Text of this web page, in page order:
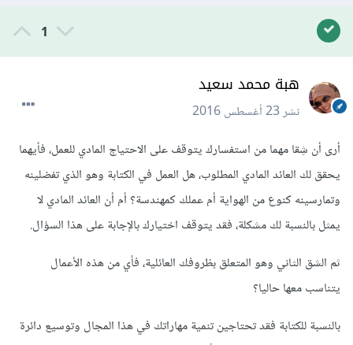
1
هبة محمد سعيد
نشر23 أغسطس 2016
أرى أن شِقا مهما من استفسارك يتوقف على الاحتياج المادي للعمل، فأيهما
يحقق لك العائد المادي المطلوب، هل العمل في الكتابة وهو الذي تفضلينه
وتمارسينه كنوع من الهواية أم عملك كمهندسة؟ أم أن العائد المادي لا
يمثل بالنسبة لك مشكلة، فقد يتوقف اختيارك بالإجابة على هذا السؤال.
ثم الشق الثاني وهو المتعلق بظروفك العائلية، فأي من هذه الأعمال
يتناسب معها حاليا؟
بالنسبة للكتابة فقد تحتاجين تنمية مهاراتك في هذا المجال وتوسيع دائرة